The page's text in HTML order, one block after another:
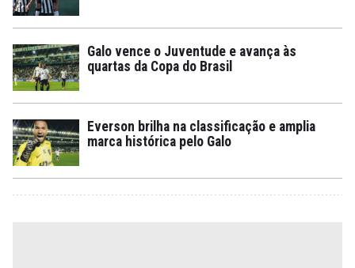
Galo vence o Juventude e avança às
quartas da Copa do Brasil
Everson brilha na classificação e amplia
marca histórica pelo Galo